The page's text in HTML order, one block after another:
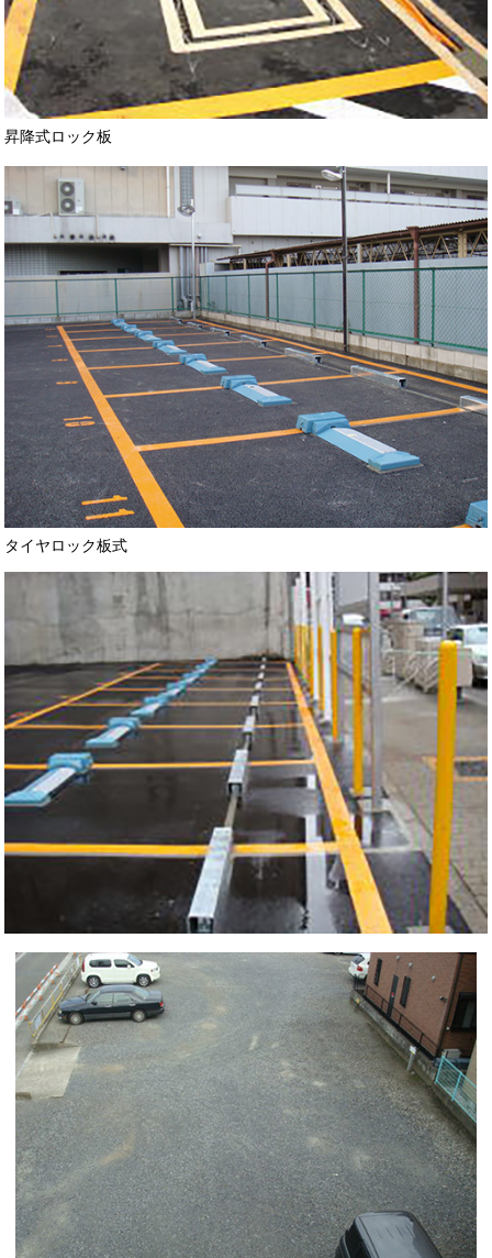
昇降式ロック板
タイヤロック板式